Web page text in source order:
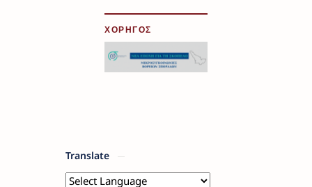
ΧΟΡΗΓΟΣ
Translate